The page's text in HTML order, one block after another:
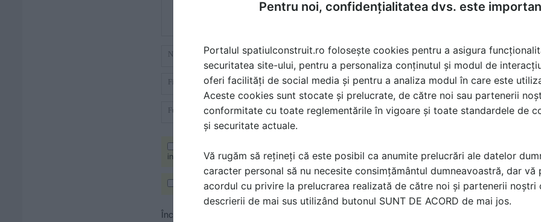
Judetul de livrare
informațiile solicitate.
Am citit și sunt de acord cuPolitica de Confidențialitate.
Încarcarea de fișiere este permisă doar utilizatorilor înregistrați
Pentru noi, confidențialitatea dvs. este
Portalul spatiulconstruit.ro folosește cookies pentru a asigura
securitatea site-ului, pentru a personaliza conținutul și modul de
oferi facilități de social media și pentru a analiza modul în care este
Aceste cookies sunt stocate și prelucrate, de către noi sau partenerii
conformitate cu toate reglementările în vigoare și toate standardele de
și securitate actuale.
Vă rugăm să rețineți că este posibil ca anumite prelucrări ale datelor
caracter personal să nu necesite consimțământul dumneavoastră, dar vă
acordul cu privire la prelucrarea realizată de către noi și partenerii noștri
descrierii de mai sus utilizând butonul SUNT DE ACORD de mai jos.